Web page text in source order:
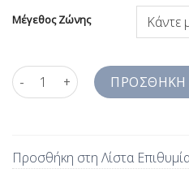
Μέγεθος Ζώνης
Ανδρική Ζώνη Μαύρο Καφέ
ΠΡΟΣΘΉΚΗ
Προσθήκη στη Λίστα